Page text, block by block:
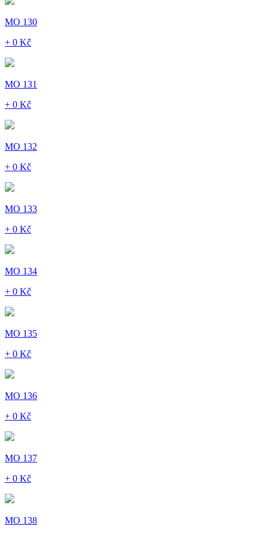
MO 130
+ 0 Kč
MO 131
+ 0 Kč
MO 132
+ 0 Kč
MO 133
+ 0 Kč
MO 134
+ 0 Kč
MO 135
+ 0 Kč
MO 136
+ 0 Kč
MO 137
+ 0 Kč
MO 138